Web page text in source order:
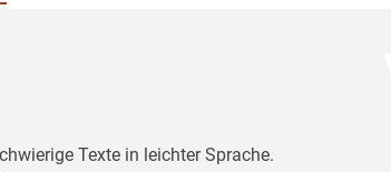
Texte in leichter Sprache.